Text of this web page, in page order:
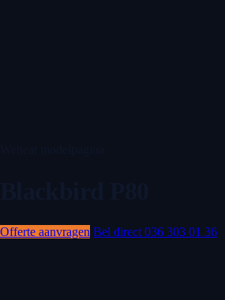
Offerte aanvragen Bel direct 036 303 01 36